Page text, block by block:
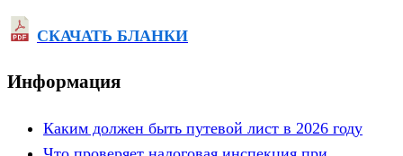
СКАЧАТЬ БЛАНКИ
Информация
Каким должен быть путевой лист в 2026 году